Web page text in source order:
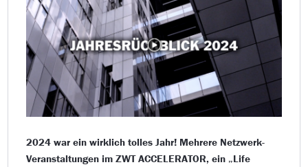
2024 war ein wirklich tolles Jahr! Mehrere Netzwerk-
Veranstaltungen im ZWT ACCELERATOR, ein „Life